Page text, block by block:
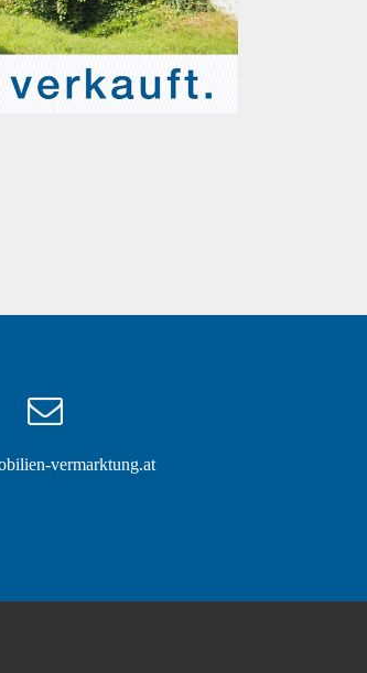
vermarktung.at